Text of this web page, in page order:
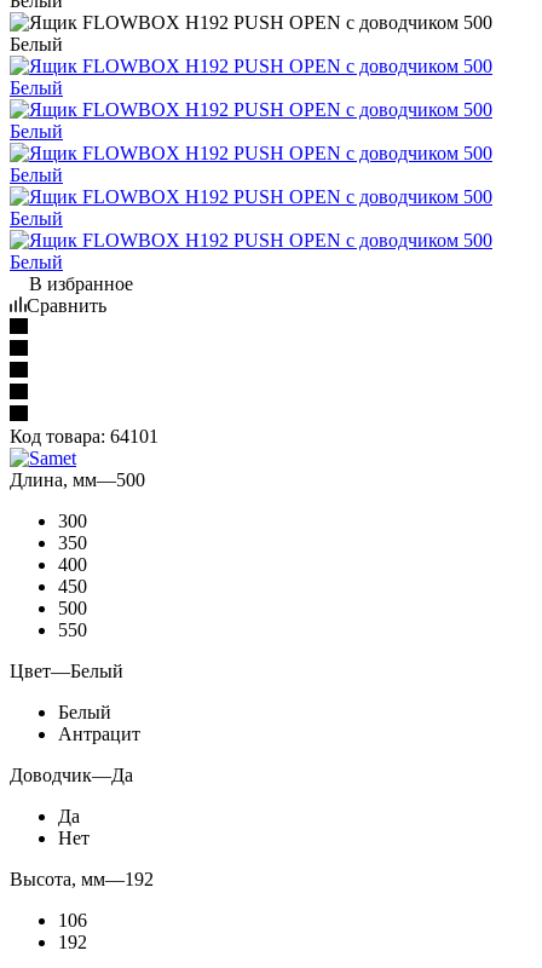
В избранное
Сравнить
Код товара: 64101
Длина, мм—500
300
350
400
450
500
550
Цвет—Белый
Белый
Антрацит
Доводчик—Да
Да
Нет
Высота, мм—192
106
192